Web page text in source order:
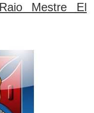
Mestre El